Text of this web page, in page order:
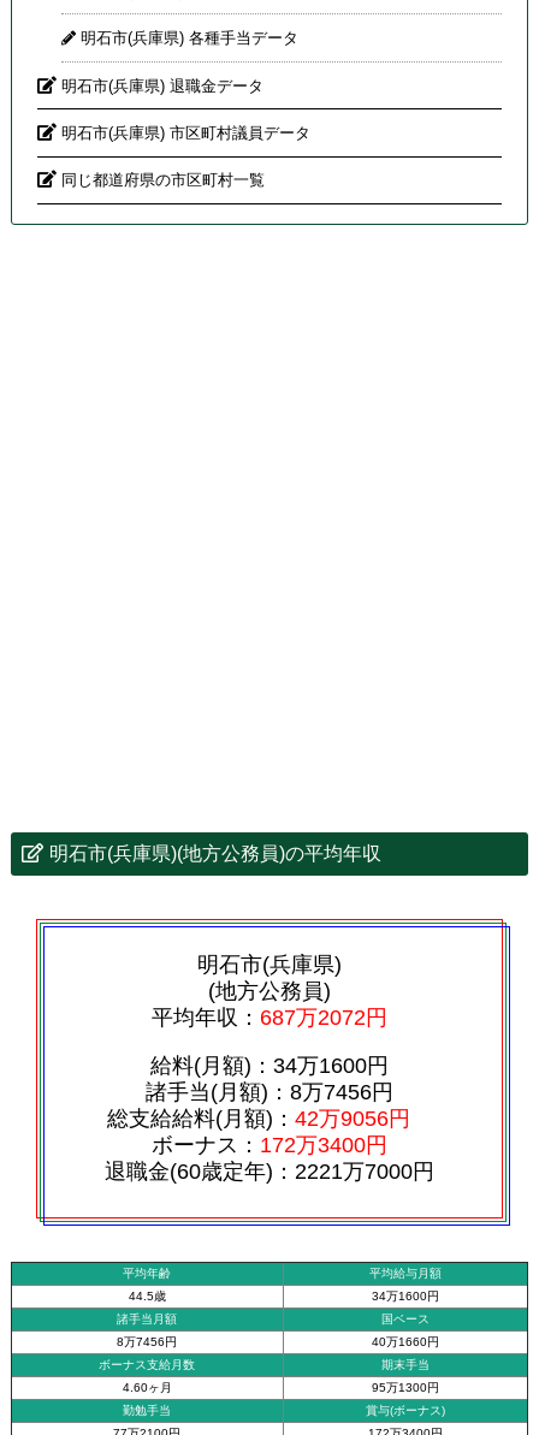
明石市(兵庫県) 各種手当データ
明石市(兵庫県) 退職金データ
明石市(兵庫県) 市区町村議員データ
同じ都道府県の市区町村一覧
明石市(兵庫県)(地方公務員)の平均年収
明石市(兵庫県)
(地方公務員)
平均年収： 687万2072円
給料(月額)：34万1600円
諸手当(月額)：8万7456円
総支給給料(月額)： 42万9056円
ボーナス： 172万3400円
退職金(60歳定年)：2221万7000円
平均年齢
平均給与月額
44.5歳
34万1600円
諸手当月額
国ベース
8万7456円
40万1660円
ボーナス支給月数
期末手当
4.60ヶ月
95万1300円
勤勉手当
賞与(ボーナス)